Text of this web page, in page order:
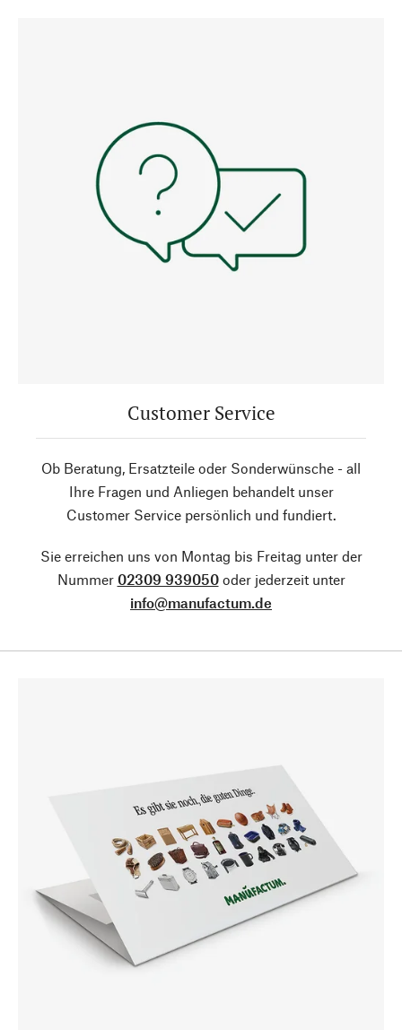
Customer Service
Ob Beratung, Ersatzteile oder Sonderwünsche - all
Ihre Fragen und Anliegen behandelt unser
Customer Service persönlich und fundiert.
Sie erreichen uns von Montag bis Freitag unter der
Nummer 02309 939050oder jederzeit unter
info@manufactum.de